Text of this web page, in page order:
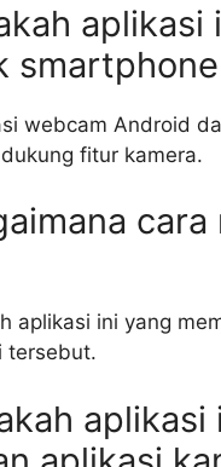
aplikasi
webcam Android
fitur kamera.
aplikasi ini yang
tersebut.